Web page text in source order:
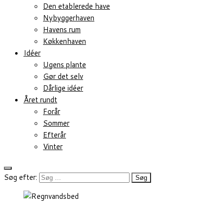
Den etablerede have
Nybyggerhaven
Havens rum
Køkkenhaven
Idéer
Ugens plante
Gør det selv
Dårlige idéer
Året rundt
Forår
Sommer
Efterår
Vinter
Søg efter: